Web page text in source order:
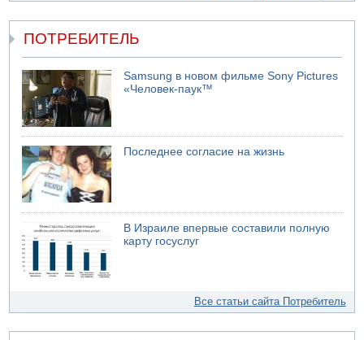
ПОТРЕБИТЕЛЬ
Samsung в новом фильме Sony Pictures
«Человек-паук™
Последнее согласие на жизнь
В Израиле впервые составили полную
карту госуслуг
Все статьи сайта Потребитель